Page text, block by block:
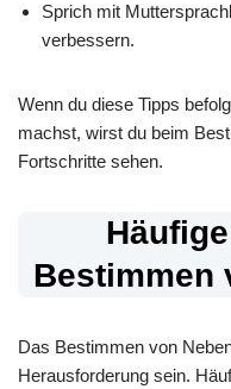
Sprich mit
verbessern.
Wenn du diese Tipps
machst, wirst du beim
Fortschritte sehen.
Bestimmen
Das Bestimmen von
Herausforderung sein.